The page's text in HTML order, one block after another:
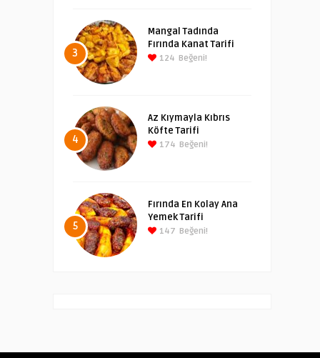
3
Mangal Tadında
Fırında Kanat Tarifi
124 Beğeni!
4
Az Kıymayla Kıbrıs
Köfte Tarifi
174 Beğeni!
5
Fırında En Kolay Ana
Yemek Tarifi
147 Beğeni!